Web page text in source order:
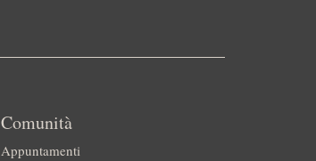
Comunità
Appuntamenti